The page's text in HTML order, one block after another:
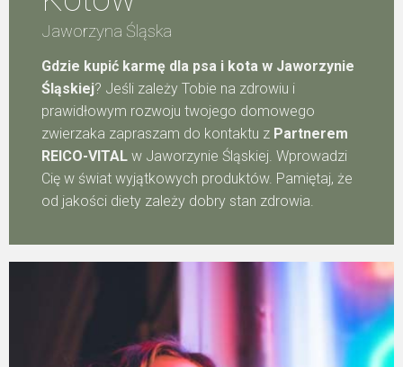
Jaworzyna Śląska
Gdzie kupić karmę dla psa i kota w Jaworzynie
Śląskiej? Jeśli zależy Tobie na zdrowiu i
prawidłowym rozwoju twojego domowego
zwierzaka zapraszam do kontaktu z Partnerem
REICO-VITAL w Jaworzynie Śląskiej. Wprowadzi
Cię w świat wyjątkowych produktów. Pamiętaj, że
od jakości diety zależy dobry stan zdrowia.